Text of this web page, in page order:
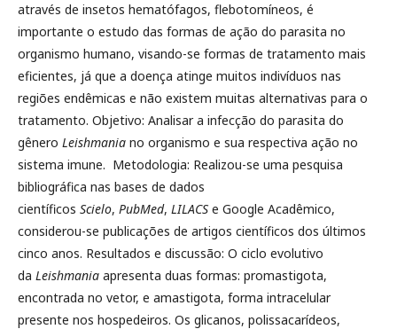
através de insetos hematófagos, flebotomíneos, é
importante o estudo das formas de ação do parasita no
organismo humano, visando-se formas de tratamento mais
eficientes, já que a doença atinge muitos indivíduos nas
regiões endêmicas e não existem muitas alternativas para o
tratamento. Objetivo: Analisar a infecção do parasita do
gênero Leishmania no organismo e sua respectiva ação no
sistema imune. Metodologia: Realizou-se uma pesquisa
bibliográfica nas bases de dados
científicos Scielo, PubMed, LILACS e Google Acadêmico,
considerou-se publicações de artigos científicos dos últimos
cinco anos. Resultados e discussão: O ciclo evolutivo
da Leishmania apresenta duas formas: promastigota,
encontrada no vetor, e amastigota, forma intracelular
presente nos hospedeiros. Os glicanos, polissacarídeos,